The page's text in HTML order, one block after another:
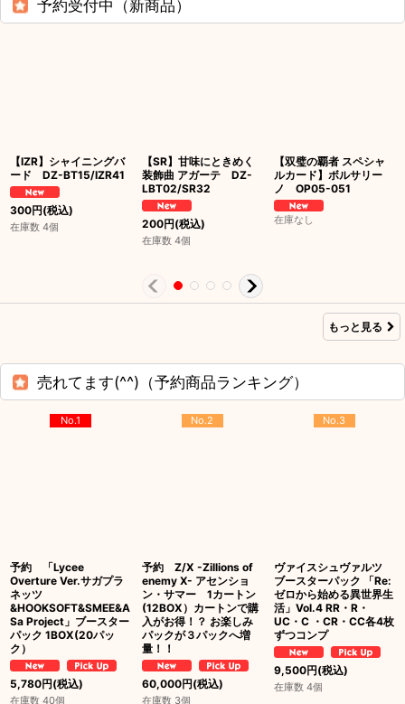
予約受付中（新商品）
【IZR】シャイニングバ
ード DZ-BT15/IZR41
300円(税込)
在庫数 4個
【SR】甘味にときめく
装飾曲 アガーテ DZ-
LBT02/SR32
200円(税込)
在庫数 4個
【双璧の覇者 スペシャ
ルカード】ボルサリー
ノ OP05-051
在庫なし
もっと見る
売れてます(^^)（予約商品ランキング）
No.1
予約 「Lycee
Overture Ver.サガプラ
ネッツ
&HOOKSOFT&SMEE&A
Sa Project」ブースター
パック 1BOX(20パッ
ク）
5,780円(税込)
在庫数 40個
No.2
予約 Z/X -Zillions of
enemy X- アセンショ
ン・サマー 1カートン
(12BOX）カートンで購
入がお得！？ お楽しみ
パックが３パックへ増
量！！
60,000円(税込)
在庫数 3個
No.3
ヴァイスシュヴァルツ
ブースターパック 「Re:
ゼロから始める異世界生
活」Vol.4 RR・R・
UC・C ・CR・CC各4枚
ずつコンプ
9,500円(税込)
在庫数 4個